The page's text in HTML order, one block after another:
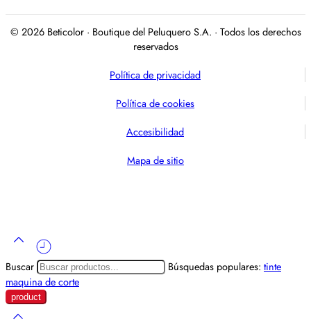
© 2026 Beticolor · Boutique del Peluquero S.A. · Todos los derechos
reservados
Política de privacidad
Política de cookies
Accesibilidad
Mapa de sitio
Buscar Búsquedas populares: tinte
maquina de corte